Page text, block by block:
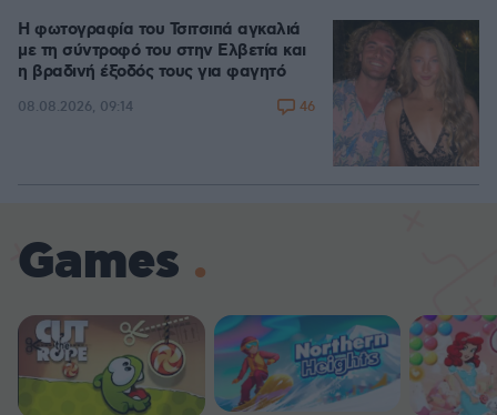
Η φωτογραφία του Τσιτσιπά αγκαλιά
με τη σύντροφό του στην Ελβετία και
η βραδινή έξοδός τους για φαγητό
08.08.2026, 09:14 46
Games